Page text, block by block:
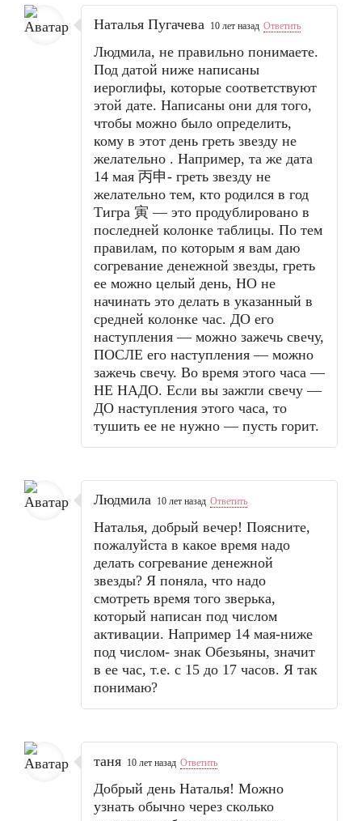
Наталья Пугачева 10 лет назад Ответить
Людмила, не правильно понимаете.
Под датой ниже написаны
иероглифы, которые соответствуют
этой дате. Написаны они для того,
чтобы можно было определить,
кому в этот день греть звезду не
желательно . Например, та же дата
14 мая 丙申- греть звезду не
желательно тем, кто родился в год
Тигра 寅 — это продублировано в
последней колонке таблицы. По тем
правилам, по которым я вам даю
согревание денежной звезды, греть
ее можно целый день, НО не
начинать это делать в указанный в
средней колонке час. ДО его
наступления — можно зажечь свечу,
ПОСЛЕ его наступления — можно
зажечь свечу. Во время этого часа —
НЕ НАДО. Если вы зажгли свечу —
ДО наступления этого часа, то
тушить ее не нужно — пусть горит.
Людмила 10 лет назад Ответить
Наталья, добрый вечер! Поясните,
пожалуйста в какое время надо
делать согревание денежной
звезды? Я поняла, что надо
смотреть время того зверька,
который написан под числом
активации. Например 14 мая-ниже
под числом- знак Обезьяны, значит
в ее час, т.е. с 15 до 17 часов. Я так
понимаю?
таня 10 лет назад Ответить
Добрый день Наталья! Можно
узнать обычно через сколько